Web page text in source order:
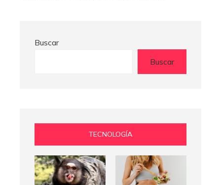
Buscar
Buscar
TECNOLOGÍA